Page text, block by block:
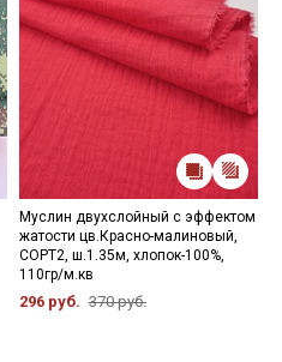
Муслин двухслойный с эффектом
жатости цв.Красно-малиновый,
СОРТ2, ш.1.35м, хлопок-100%,
110гр/м.кв
296 руб. 370 руб.